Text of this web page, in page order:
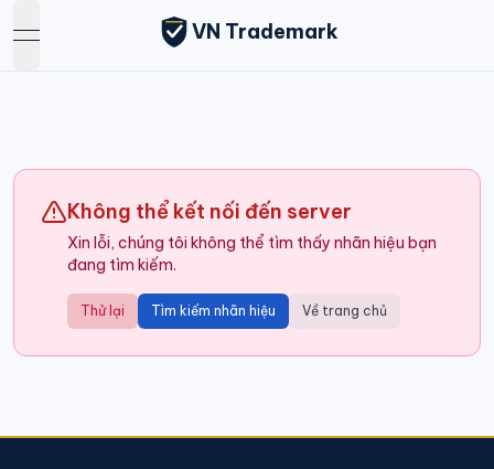
open navigation menu
VN Trademark
Không thể kết nối đến server
Xin lỗi, chúng tôi không thể tìm thấy nhãn hiệu bạn
đang tìm kiếm.
Thử lại Tìm kiếm nhãn hiệu Về trang chủ